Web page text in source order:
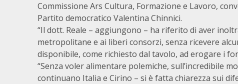
Commissione Ars Cultura, Formazione e Lavoro,
Partito democratico Valentina Chinnici.
“Il dott. Reale – aggiungono – ha riferito di aver
metropolitane e ai liberi consorzi, senza ricevere
disponibile, come richiesto dal tavolo, ad erogare i
“Senza voler alimentare polemiche, sull’incredibile
continuano Italia e Cirino – si è fatta chiarezza sui